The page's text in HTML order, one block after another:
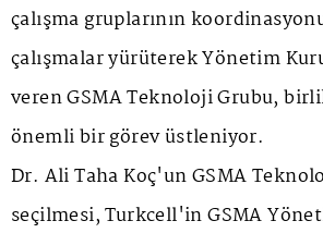
çalışma gruplarının
çalışmalar yürüterek Yönetim
veren GSMA Teknoloji Grubu,
önemli bir görev üstleniyor.
Dr. Ali Taha Koç'un GSMA
seçilmesi, Turkcell'in GSMA